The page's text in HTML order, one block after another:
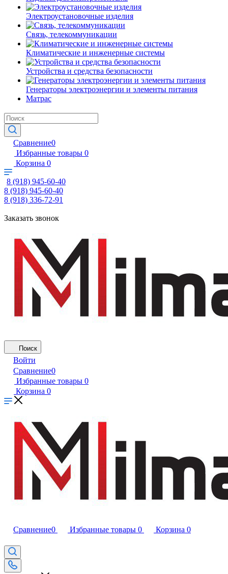
Электроустановочные изделия
Связь, телекоммуникации
Климатические и инженерные системы
Устройства и средства безопасности
Генераторы электроэнергии и элементы питания
Матрас
Сравнение0
Избранные товары 0
Корзина 0
8 (918) 945-60-40
8 (918) 945-60-40
8 (918) 336-72-91
Заказать звонок
Поиск
Войти
Сравнение0
Избранные товары 0
Корзина 0
Сравнение0 Избранные товары 0 Корзина 0